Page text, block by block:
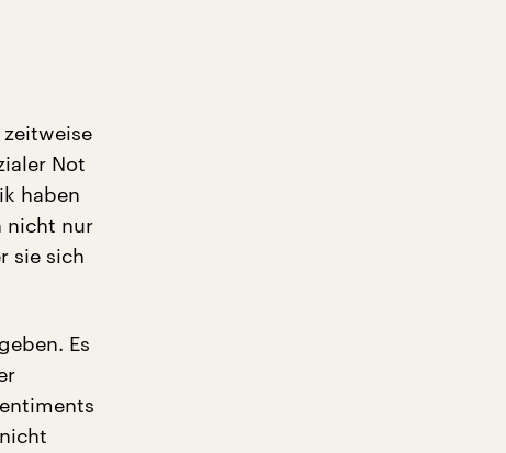
Not
haben
nicht nur
sie sich
Es